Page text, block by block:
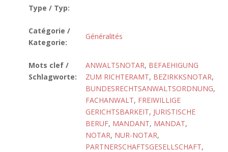
Type / Typ:
Catégorie /
Kategorie:
Généralités
Mots clef /
Schlagworte:
ANWALTSNOTAR, BEFAEHIGUNG
ZUM RICHTERAMT, BEZIRKKSNOTAR,
BUNDESRECHTSANWALTSORDNUNG,
FACHANWALT, FREIWILLIGE
GERICHTSBARKEIT, JURISTISCHE
BERUF, MANDANT, MANDAT,
NOTAR, NUR-NOTAR,
PARTNERSCHAFTSGESELLSCHAFT,